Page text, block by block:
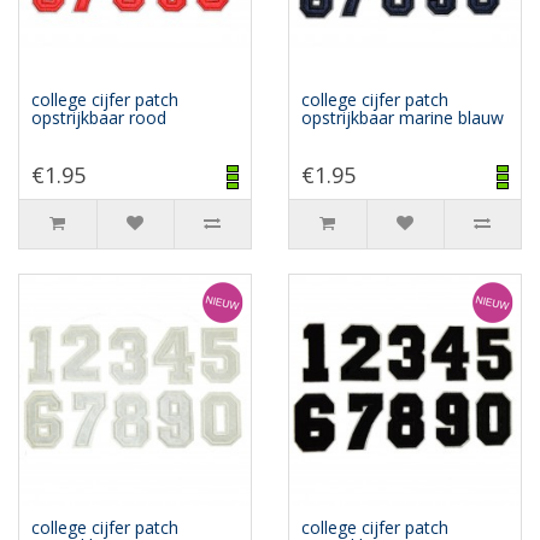
college cijfer patch
opstrijkbaar rood
€1.95
college cijfer patch
opstrijkbaar marine blauw
€1.95
college cijfer patch college cijfer patch